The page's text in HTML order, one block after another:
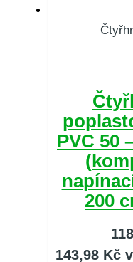
PVC 50
200
143,98 Kč